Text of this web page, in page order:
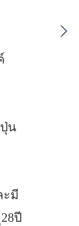
น
ะมี
ปี